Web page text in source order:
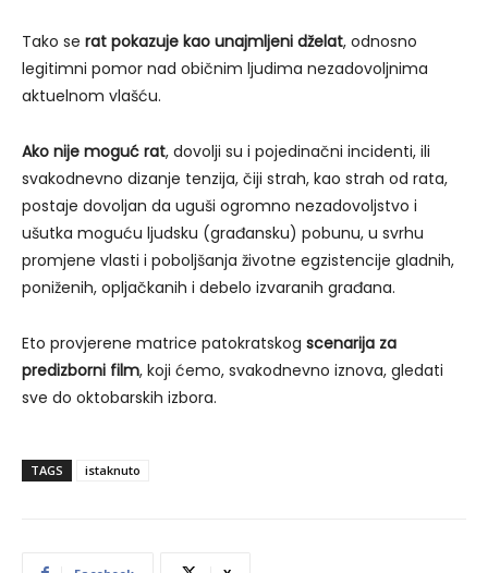
Tako se rat pokazuje kao unajmljeni dželat, odnosno
legitimni pomor nad običnim ljudima nezadovoljnima
aktuelnom vlašću.
Ako nije moguć rat, dovolji su i pojedinačni incidenti, ili
svakodnevno dizanje tenzija, čiji strah, kao strah od rata,
postaje dovoljan da uguši ogromno nezadovoljstvo i
ušutka moguću ljudsku (građansku) pobunu, u svrhu
promjene vlasti i poboljšanja životne egzistencije gladnih,
poniženih, opljačkanih i debelo izvaranih građana.
Eto provjerene matrice patokratskog scenarija za
predizborni film, koji ćemo, svakodnevno iznova, gledati
sve do oktobarskih izbora.
TAGS istaknuto